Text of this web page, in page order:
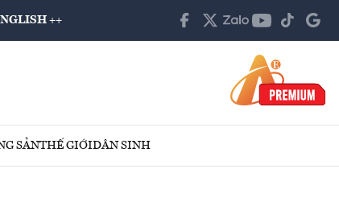
++
SẢNTHẾ GIỚIDÂN SINH